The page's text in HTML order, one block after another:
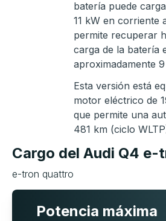
batería puede
11 kW en corriente
permite recuperar
carga de la batería
aproximadamente
Esta versión está
motor eléctrico de
que permite una
481 km (ciclo
Cargo del Audi Q4 e-
e-tron quattro
Potencia máxima